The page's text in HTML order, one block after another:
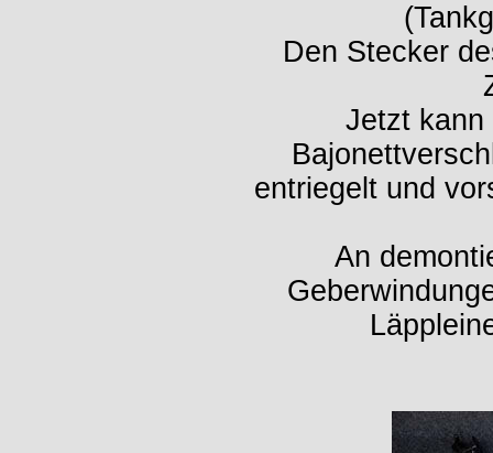
Den Stecker
Jetzt kann
entriegelt und
An